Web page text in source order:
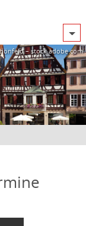
– stock.adobe.com